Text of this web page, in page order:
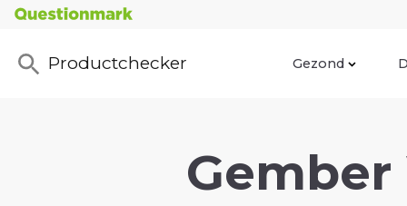
Productchecker Gezond
Gember